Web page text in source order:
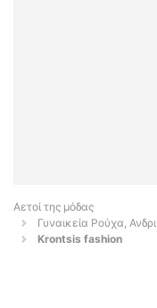
Αετοί της μόδας
Γυναικεία Ρούχα,
Krontsis fashion